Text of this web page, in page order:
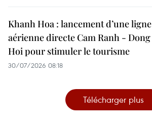
Khanh Hoa : lancement d’une ligne
aérienne directe Cam Ranh - Dong
Hoi pour stimuler le tourisme
30/07/2026 08:18
Télécharger plus